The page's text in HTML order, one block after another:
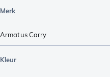
Merk
Armatus Carry
Kleur